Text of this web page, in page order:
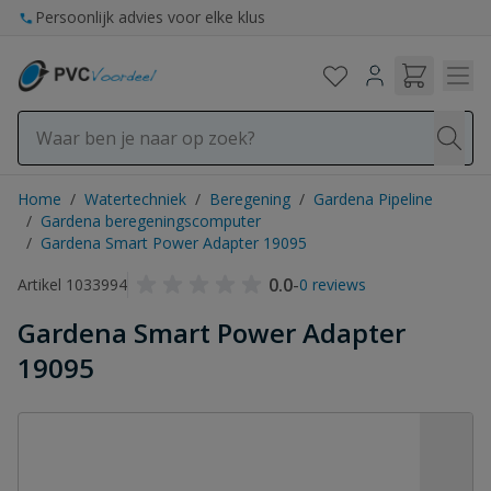
Ga naar de inhoud
Persoonlijk advies voor elke klus
Home / Watertechniek / Beregening / Gardena Pipeline
/ Gardena beregeningscomputer
/ Gardena Smart Power Adapter 19095
Artikel 1033994
0.0-0 reviews
Gardena Smart Power Adapter
19095